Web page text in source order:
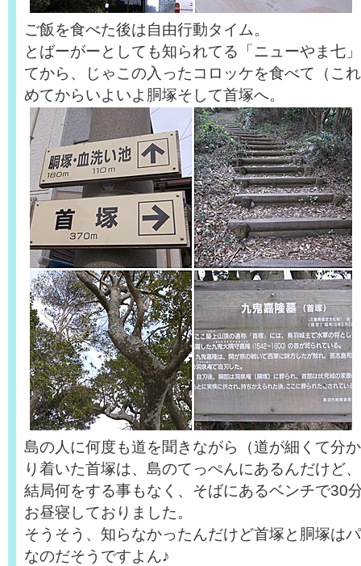
ご飯を食べた後は自由行動タイム。
とばーがーとしても知られてる「ニューやま七
てから、じゃこの入ったコロッケを食べて（こ
めてからいよいよ胴塚そして首塚へ。
島の人に何度も道を聞きながら（道が細くて分
り着いた首塚は、島のてっぺんにあるんだけど
結局何をする事もなく、そばにあるベンチで30
お昼寝しておりました。
そうそう、知らなかったんだけど首塚と胴塚は
なのだそうですよん♪